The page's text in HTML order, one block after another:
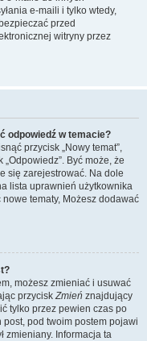
e-maili i tylko wtedy,
przed
witryny przez
odpowiedź w temacie?
przycisk „Nowy temat”,
Być może, że
się zarejestrować. Na dole
lista uprawnień użytkownika
tematy, Możesz dodawać
możesz zmieniać i usuwać
przyciskZmień znajdujący
tylko przez pewien czas po
pod twoim postem pojawi
zmieniany. Informacja ta